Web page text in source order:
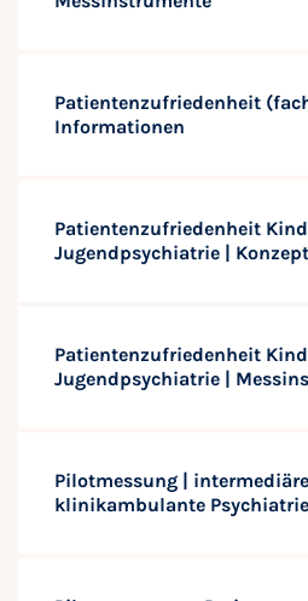
Patientenzufriedenheit
Informationen
Patientenzufriedenheit
Jugendpsychiatrie |
Patientenzufriedenheit
Jugendpsychiatrie |
Pilotmessung | intermediäre
klinikambulante Psychiatrie